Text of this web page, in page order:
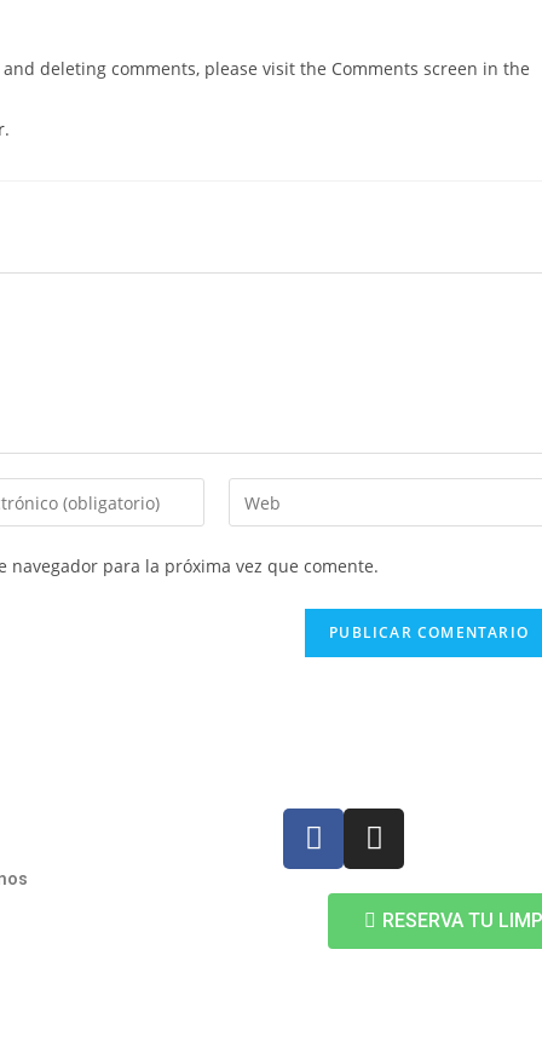
deleting comments, please visit the Comments screen in the
.
para la próxima vez que comente.
RESERVA TU